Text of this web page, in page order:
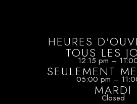
HEURES
TOUS LES
12:15 pm –
SEULEMENT
05:00 pm –
MARDI
Closed